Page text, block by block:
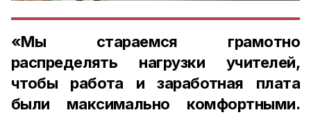
«Мы стараемся грамотно
распределять нагрузки учителей,
чтобы работа и заработная плата
были максимально комфортными.